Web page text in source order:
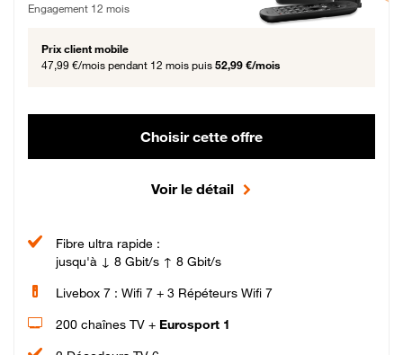
Engagement 12 mois
Prix client mobile
47,99 €/mois pendant 12 mois puis 52,99 €/mois
Choisir cette offre
Voir le détail
Fibre ultra rapide :
jusqu'à ↓ 8 Gbit/s ↑ 8 Gbit/s
Livebox 7 : Wifi 7 + 3 Répéteurs Wifi 7
200 chaînes TV + Eurosport 1